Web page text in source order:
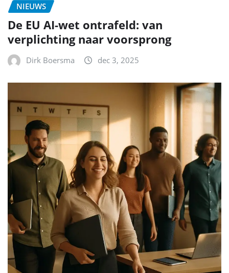
NIEUWS
De EU AI-wet ontrafeld: van
verplichting naar voorsprong
Dirk Boersma dec 3, 2025